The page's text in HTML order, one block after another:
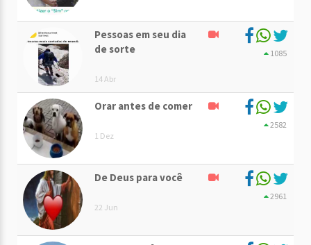
Pessoas em seu dia
de sorte
14 Abr
1085
Orar antes de comer
1 Dez
2582
De Deus para você
22 Jun
2961